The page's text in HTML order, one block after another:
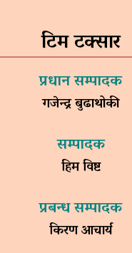
टिम टक्सार
प्रधान सम्पादक
गजेन्द्र बुढाथोकी
सम्पादक
हिम विष्ट
प्रबन्ध सम्पादक
किरण आचार्य